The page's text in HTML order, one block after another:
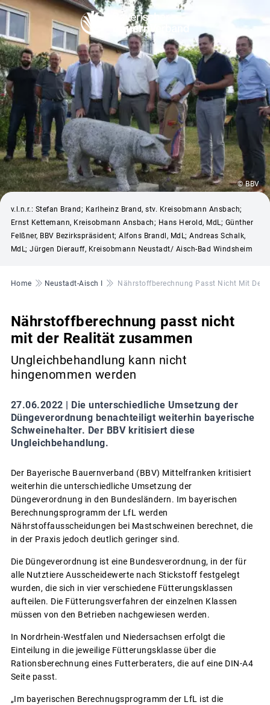
© BBV
v.l.n.r.: Stefan Brand; Karlheinz Brand, stv. Kreisobmann Ansbach;
Ernst Kettemann, Kreisobmann Ansbach; Hans Herold, MdL; Günther
Felßner, BBV Bezirkspräsident; Alfons Brandl, MdL; Andreas Schalk,
MdL; Jürgen Dierauff, Kreisobmann Neustadt/ Aisch-Bad Windsheim
Pfadnavigation
Home Neustadt-Aisch I Nährstoffberechnung Passt Nicht Mit Der
Nährstoffberechnung passt nicht
mit der Realität zusammen
Ungleichbehandlung kann nicht
hingenommen werden
27.06.2022 |
Die unterschiedliche Umsetzung der
Düngeverordnung benachteiligt weiterhin bayerische
Schweinehalter. Der BBV kritisiert diese
Ungleichbehandlung.
Der Bayerische Bauernverband (BBV) Mittelfranken kritisiert
weiterhin die unterschiedliche Umsetzung der
Düngeverordnung in den Bundesländern. Im bayerischen
Berechnungsprogramm der LfL werden
Nährstoffausscheidungen bei Mastschweinen berechnet, die
in der Praxis jedoch deutlich geringer sind.
Die Düngeverordnung ist eine Bundesverordnung, in der für
alle Nutztiere Ausscheidewerte nach Stickstoff festgelegt
wurden, die sich in vier verschiedene Fütterungsklassen
aufteilen. Die Fütterungsverfahren der einzelnen Klassen
müssen von den Betrieben nachgewiesen werden.
In Nordrhein-Westfalen und Niedersachsen erfolgt die
Einteilung in die jeweilige Fütterungsklasse über die
Rationsberechnung eines Futterberaters, die auf eine DIN-A4
Seite passt.
„Im bayerischen Berechnugsprogramm der LfL ist die